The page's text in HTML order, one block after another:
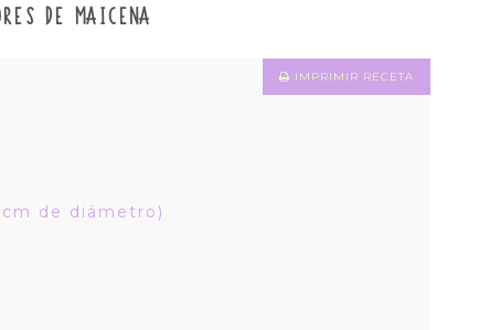
DE MAICENA
IMPRIMIR RECETA
de diámetro)